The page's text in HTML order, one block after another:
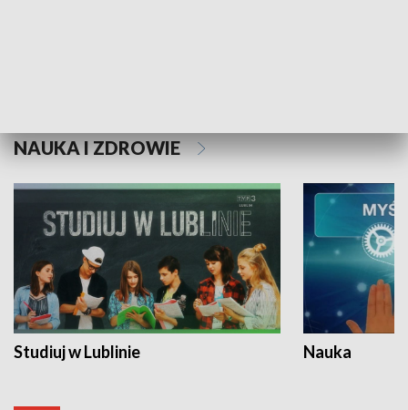
NAUKA I ZDROWIE
Studiuj w Lublinie Nauka